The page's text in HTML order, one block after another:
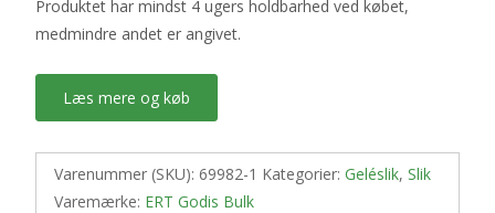
Produktet har mindst 4 ugers holdbarhed ved købet,
medmindre andet er angivet.
Læs mere og køb
Varenummer (SKU): 69982-1 Kategorier: Geléslik, Slik
Varemærke: ERT Godis Bulk